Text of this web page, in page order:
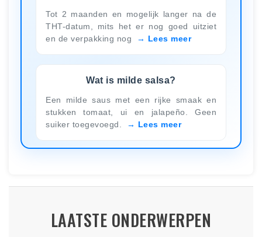
Tot 2 maanden en mogelijk langer na de
THT-datum, mits het er nog goed uitziet
en de verpakking nog
Lees meer
Wat is milde salsa?
Een milde saus met een rijke smaak en
stukken tomaat, ui en jalapeño. Geen
suiker toegevoegd.
Lees meer
LAATSTE ONDERWERPEN